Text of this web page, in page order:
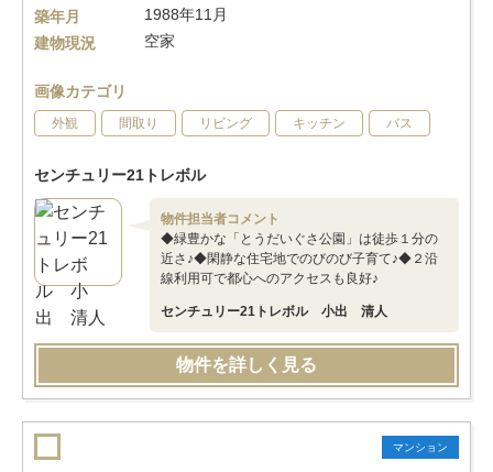
築年月
1988年11月
建物現況
空家
画像カテゴリ
外観 間取り リビング キッチン バス
センチュリー21トレボル
物件担当者コメント
◆緑豊かな「とうだいぐさ公園」は徒歩１分の
近さ♪◆閑静な住宅地でのびのび子育て♪◆２沿
線利用可で都心へのアクセスも良好♪
センチュリー21トレボル 小出 清人
物件を詳しく見る
マンション